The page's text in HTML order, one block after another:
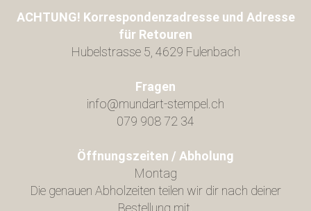
ACHTUNG! Korrespondenzadresse und Adresse
für Retouren
Hubelstrasse 5, 4629 Fulenbach
Fragen
info@mundart-stempel.ch
079 908 72 34
Öffnungszeiten / Abholung
Montag
Die genauen Abholzeiten teilen wir dir nach deiner
Bestellung mit.